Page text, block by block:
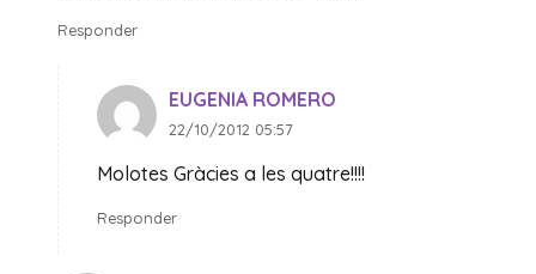
Responder
EUGENIA ROMERO
22/10/2012 05:57
Molotes Gràcies a les quatre!!!!
Responder